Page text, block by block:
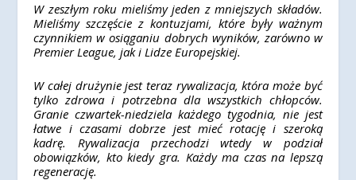
W zeszłym roku mieliśmy jeden z mniejszych składów.
Mieliśmy szczęście z kontuzjami, które były ważnym
czynnikiem w osiąganiu dobrych wyników, zarówno w
Premier League, jak i Lidze Europejskiej.
W całej drużynie jest teraz rywalizacja, która może być
tylko zdrowa i potrzebna dla wszystkich chłopców.
Granie czwartek-niedziela każdego tygodnia, nie jest
łatwe i czasami dobrze jest mieć rotację i szeroką
kadrę. Rywalizacja przechodzi wtedy w podział
obowiązków, kto kiedy gra. Każdy ma czas na lepszą
regenerację.